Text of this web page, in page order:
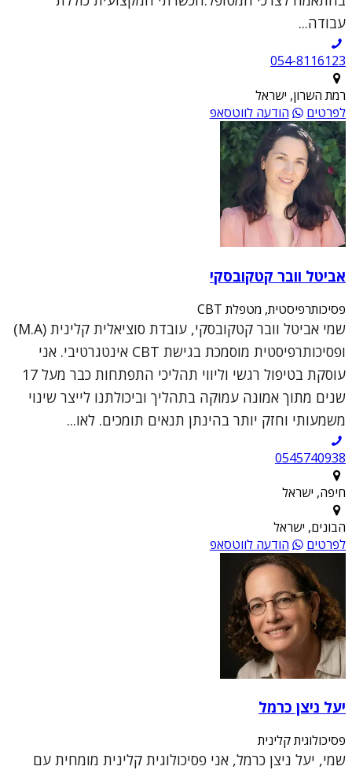
עבודה...
054-8116123
רמת השרון, ישראל
לפרטים
הודעה לווטסאפ
אביטל וובר קטקובסקי
פסיכותרפיסטית, מטפלת CBT
שמי אביטל וובר קטקובסקי, עובדת סוציאלית קלינית (M.A)
ופסיכותרפיסטית מוסמכת בגישת CBT אינטגרטיבי. אני
עוסקת בטיפול רגשי וליווי תהליכי התפתחות כבר מעל 17
שנים מתוך אמונה עמוקה בתהליך וביכולתנו לייצר שינוי
משמעותי וחזק יותר בהינתן תנאים תומכים. לאו...
0545740938
חיפה, ישראל
הבונים, ישראל
לפרטים
הודעה לווטסאפ
יעל ניצן כרמל
פסיכולוגית קלינית
שמי, יעל ניצן כרמל, אני פסיכולוגית קלינית מומחית עם